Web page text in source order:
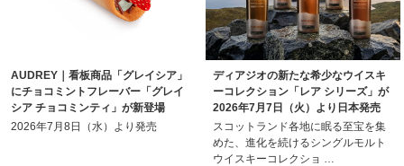
AUDREY｜看板商品「グレイシア」
にチョコミントフレーバー「グレイ
シア チョコミンティ」が新登場
2026年7月8日（水）より発売
ディアジオの新たな希少なウイスキ
ーコレクション「レア シリーズ」が
2026年7月7日（火）より日本発売
スコットランド各地に眠る至宝を集
めた、進化を続けるシングルモルト
ウイスキーコレクショ …